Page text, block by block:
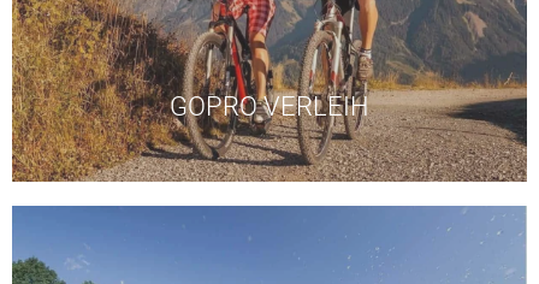
GOPRO VERLEIH
Gemütlich mit dem MTB oder eMTB mit den
Sommerbahnen auf den Berg und dann die Trails
am Berg und zurück ins Tal erkunden. Natrunbahn,